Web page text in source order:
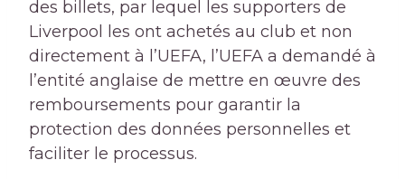
des billets, par lequel les supporters de
Liverpool les ont achetés au club et non
directement à l’UEFA, l’UEFA a demandé à
l’entité anglaise de mettre en œuvre des
remboursements pour garantir la
protection des données personnelles et
faciliter le processus.